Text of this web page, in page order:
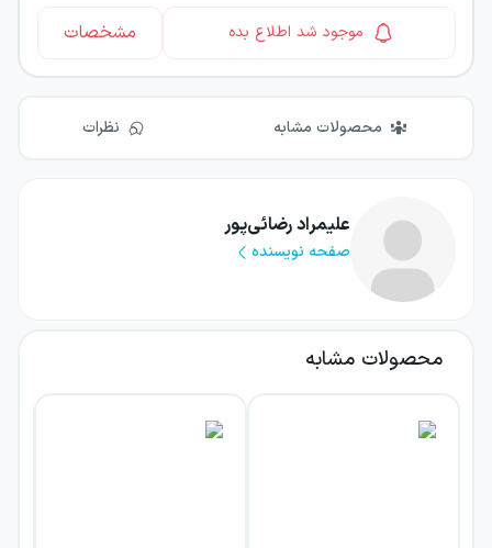
موجود شد اطلاع بده مشخصات
محصولات مشابه نظرات
علیمراد رضائی‌پور
صفحه نویسنده
محصولات مشابه